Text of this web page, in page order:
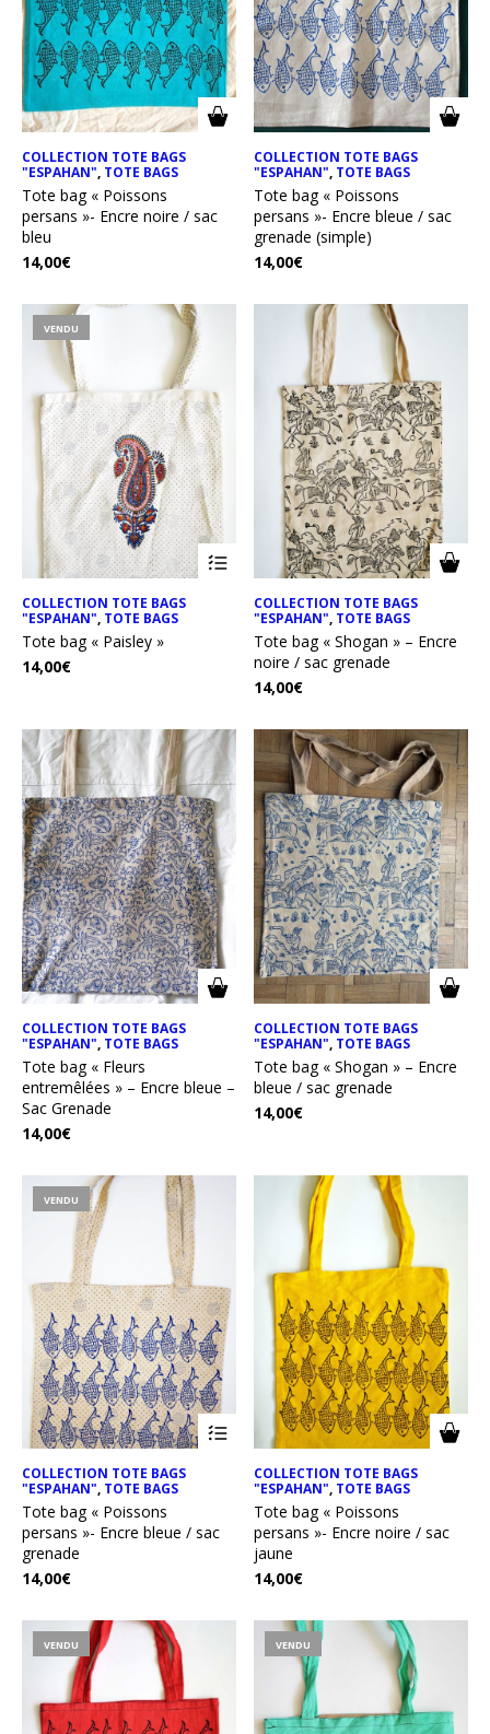
COLLECTION TOTE BAGS
"ESPAHAN", TOTE BAGS
Tote bag « Poissons
persans »- Encre noire / sac
bleu
14,00€
COLLECTION TOTE BAGS
"ESPAHAN", TOTE BAGS
Tote bag « Poissons
persans »- Encre bleue / sac
grenade (simple)
14,00€
VENDU
COLLECTION TOTE BAGS
"ESPAHAN", TOTE BAGS
Tote bag « Paisley »
14,00€
COLLECTION TOTE BAGS
"ESPAHAN", TOTE BAGS
Tote bag « Shogan » – Encre
noire / sac grenade
14,00€
COLLECTION TOTE BAGS
"ESPAHAN", TOTE BAGS
Tote bag « Fleurs
entremêlées » – Encre bleue –
Sac Grenade
14,00€
COLLECTION TOTE BAGS
"ESPAHAN", TOTE BAGS
Tote bag « Shogan » – Encre
bleue / sac grenade
14,00€
VENDU
COLLECTION TOTE BAGS
"ESPAHAN", TOTE BAGS
Tote bag « Poissons
persans »- Encre bleue / sac
grenade
14,00€
COLLECTION TOTE BAGS
"ESPAHAN", TOTE BAGS
Tote bag « Poissons
persans »- Encre noire / sac
jaune
14,00€
VENDU VENDU